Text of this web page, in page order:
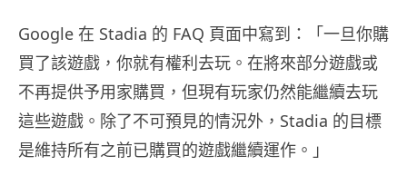
Google 在 Stadia 的 FAQ 頁面中寫到：「一旦你購
買了該遊戲，你就有權利去玩。在將來部分遊戲或
不再提供予用家購買，但現有玩家仍然能繼續去玩
這些遊戲。除了不可預見的情況外，Stadia 的目標
是維持所有之前已購買的遊戲繼續運作。」